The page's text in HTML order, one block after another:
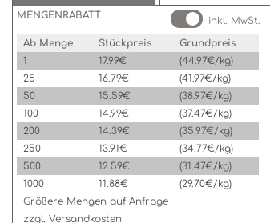
MENGENRABATT
inkl. MwSt.
Ab Menge
Stückpreis
Grundpreis
1
17.99€
(44.97€/kg)
25
16.79€
(41.97€/kg)
50
15.59€
(38.97€/kg)
100
14.99€
(37.47€/kg)
200
14.39€
(35.97€/kg)
250
13.91€
(34.77€/kg)
500
12.59€
(31.47€/kg)
1000
11.88€
(29.70€/kg)
Größere Mengen auf Anfrage
zzgl. Versandkosten